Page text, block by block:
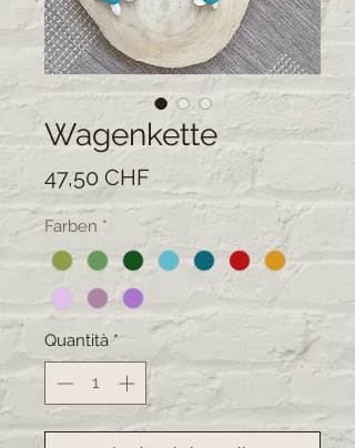
Wagenkette
47,50 CHFPrezzo
Farben *
Quantità *